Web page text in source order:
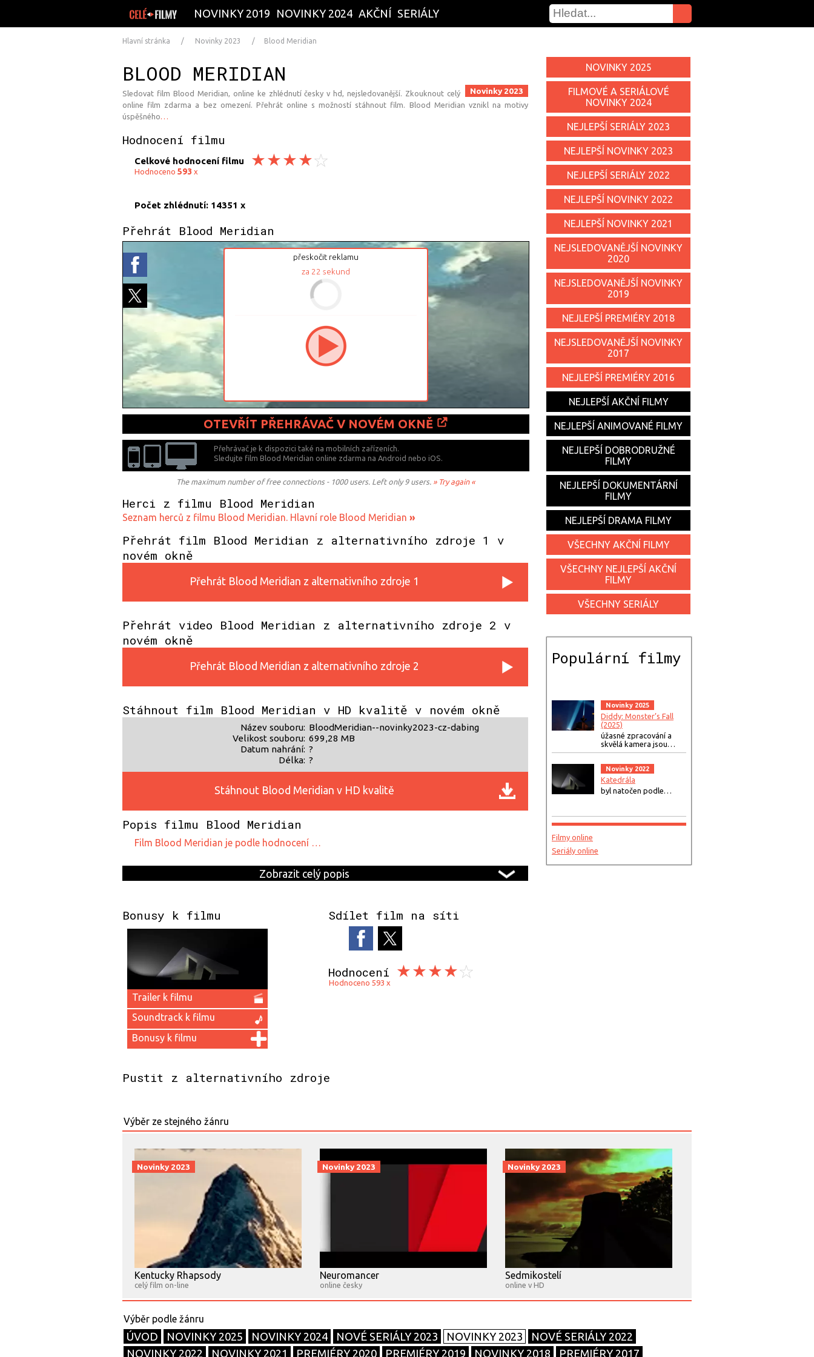
NOVINKY 2019 NOVINKY 2024 AKČNÍ SERIÁLY
Hlavní stránka Novinky 2023 Blood Meridian
BLOOD MERIDIAN
Novinky 2023
Sledovat film Blood Meridian, online ke zhlédnutí česky v hd, nejsledovanější. Zkouknout celý
online film zdarma a bez omezení. Přehrát online s možností stáhnout film. Blood Meridian vznikl na motivy
úspěšného
Hodnocení filmu
Celkové hodnocení filmu
Hodnoceno 593 x
Počet zhlédnutí: 14351 x
Přehrát Blood Meridian
přeskočit reklamu
za 21 sekund
OTEVŘÍT PŘEHRÁVAČ V NOVÉM OKNĚ
Přehrávač je k dispozici také na mobilních zařízeních.
Sledujte film Blood Meridian online zdarma na Android nebo iOS.
The maximum number of free connections - 1000 users. Left only 9 users. » Try again «
Herci z filmu Blood Meridian
Seznam herců z filmu Blood Meridian. Hlavní role Blood Meridian »
Přehrát film Blood Meridian z alternativního zdroje 1 v
novém okně
Přehrát Blood Meridian z alternativního zdroje 1
Přehrát video Blood Meridian z alternativního zdroje 2 v
novém okně
Přehrát Blood Meridian z alternativního zdroje 2
Stáhnout film Blood Meridian v HD kvalitě v novém okně
Název souboru:
Velikost souboru:
Datum nahrání:
Délka:
BloodMeridian--novinky2023-cz-dabing
699,28 MB
?
?
Stáhnout Blood Meridian v HD kvalitě
Popis filmu Blood Meridian
film Blood Meridian je podle hodnocení …
Zobrazit celý popis
Bonusy k filmu
Trailer k filmu
Soundtrack k filmu
Bonusy k filmu
Sdílet film na síti
Hodnocení
Hodnoceno 593 x
Pustit z alternativního zdroje
NOVINKY 2025
FILMOVÉ A SERIÁLOVÉ
NOVINKY 2024
NEJLEPŠÍ SERIÁLY 2023
NEJLEPŠÍ NOVINKY 2023
NEJLEPŠÍ SERIÁLY 2022
NEJLEPŠÍ NOVINKY 2022
NEJLEPŠÍ NOVINKY 2021
NEJSLEDOVANĚJŠÍ NOVINKY
2020
NEJSLEDOVANĚJŠÍ NOVINKY
2019
NEJLEPŠÍ PREMIÉRY 2018
NEJSLEDOVANĚJŠÍ NOVINKY
2017
NEJLEPŠÍ PREMIÉRY 2016
NEJLEPŠÍ AKČNÍ FILMY
NEJLEPŠÍ ANIMOVANÉ FILMY
NEJLEPŠÍ DOBRODRUŽNÉ
FILMY
NEJLEPŠÍ DOKUMENTÁRNÍ
FILMY
NEJLEPŠÍ DRAMA FILMY
VŠECHNY AKČNÍ FILMY
VŠECHNY NEJLEPŠÍ AKČNÍ
FILMY
VŠECHNY SERIÁLY
Populární filmy
Novinky 2025
Diddy: Monster’s Fall
(2025)
úžasné zpracování a
skvělá kamera jsou…
Novinky 2022
Katedrála
byl natočen podle…
Filmy online
Seriály online
Novinky 2023
Kentucky Rhapsody
celý film on-line
Novinky 2023
Neuromancer
online česky
Novinky 2023
Sedmikostelí
online v HD
ÚVOD NOVINKY 2025 NOVINKY 2024 NOVÉ SERIÁLY 2023 NOVINKY 2023
NOVÉ SERIÁLY 2022
NOVINKY 2022
NOVINKY 2021 PREMIÉRY 2020 PREMIÉRY 2019 NOVINKY 2018 PREMIÉRY 2017